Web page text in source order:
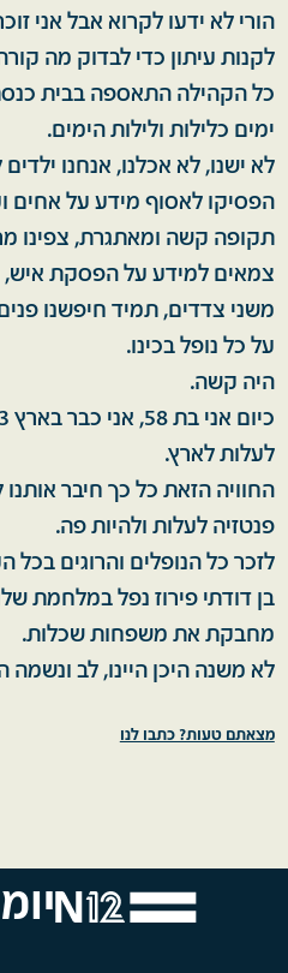
הורי לא ידעו לקרוא אבל אני
לקנות עיתון כדי לבדוק מה
כל הקהילה התאספה בבית
ימים כלילות ולילות הימים.
לא ישנו, לא אכלנו, אנחנו
הפסיקו לאסוף מידע על אחים
תקופה קשה ומאתגרת, צפינו
צמאים למידע על הפסקת איש,
משני צדדים, תמיד חיפשנו
על כל נופל בכינו.
היה קשה.
לעלות לארץ.
החוויה הזאת כל כך חיבר
פנטזיה לעלות ולהיות פה.
לזכר כל הנופלים והרוגים בכל
בן דודתי פירוז נפל במלחמת
מחבקת את משפחות שכלות.
לא משנה היכן היינו, לב ונשמה
מצאתם טעות? כתבו לנו